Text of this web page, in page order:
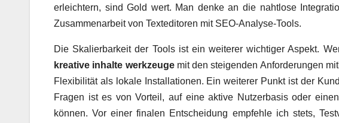
erleichtern, sind Gold wert. Man denke an die nahtlose
Zusammenarbeit von Texteditoren mit SEO-Analyse-Tools.
Die Skalierbarkeit der Tools ist ein weiterer wichtiger Aspekt.
kreative inhalte werkzeugemit den steigenden Anforderungen
Flexibilität als lokale Installationen. Ein weiterer Punkt ist der
Fragen ist es von Vorteil, auf eine aktive Nutzerbasis oder
können. Vor einer finalen Entscheidung empfehle ich stets,